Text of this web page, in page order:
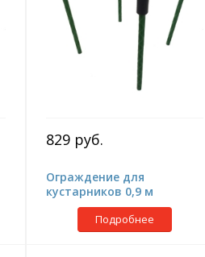
829 руб.
Ограждение для
кустарников 0,9 м
Подробнее